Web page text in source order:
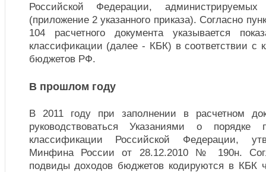
Российской Федерации,
(приложение 2 указанного приказа). Согласно
104 расчетного документа указывается
классификации (далее - КБК) в соответствии с
бюджетов РФ.
В прошлом году
В 2011 году при заполнении в расчетном
руководствоваться Указаниями о порядке
классификации Российской Федерации,
Минфина России от 28.12.2010 № 190н.
подвиды доходов бюджетов кодируются в КБК